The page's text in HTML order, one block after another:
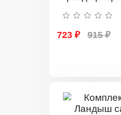
723 ₽ 915 ₽